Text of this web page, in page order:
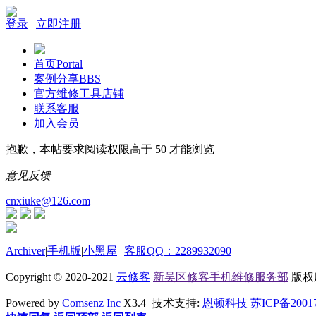
登录 | 立即注册
首页Portal
案例分享BBS
官方维修工具店铺
联系客服
加入会员
抱歉，本帖要求阅读权限高于 50 才能浏览
意见反馈
cnxiuke@126.com
Archiver|手机版|小黑屋| |客服QQ：2289932090
Copyright © 2020-2021 云修客 新吴区修客手机维修服务部 版权
Powered by Comsenz Inc X3.4 技术支持: 恩顿科技 苏ICP备